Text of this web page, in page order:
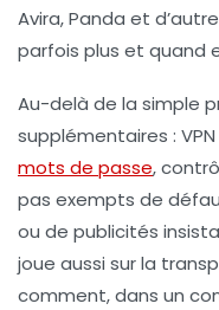
Avira, Panda et
parfois plus et quand
Au-delà de la simple
supplémentaires :
mots de passe,
pas exempts de
ou de publicités
joue aussi sur la
comment, dans un